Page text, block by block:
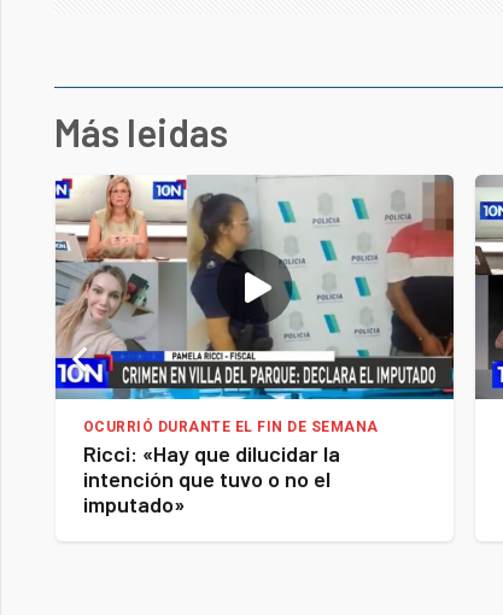
Más leidas
OCURRIÓ DURANTE EL FIN DE SEMANA
Ricci: «Hay que dilucidar la
intención que tuvo o no el
imputado»